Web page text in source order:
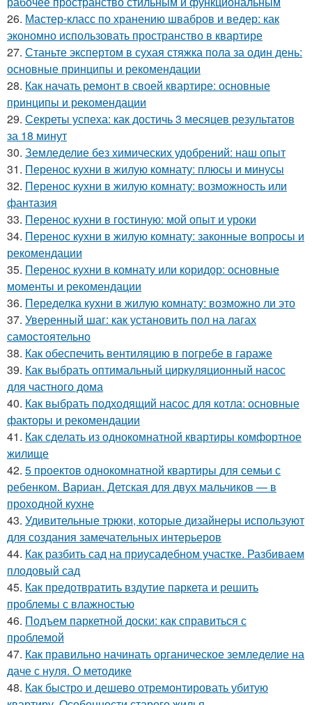
26. Мастер-класс по хранению швабров и ведер: как
экономно использовать пространство в квартире
27. Станьте экспертом в сухая стяжка пола за один день:
основные принципы и рекомендации
28. Как начать ремонт в своей квартире: основные
принципы и рекомендации
29. Секреты успеха: как достичь 3 месяцев результатов
за 18 минут
30. Земледелие без химических удобрений: наш опыт
31. Перенос кухни в жилую комнату: плюсы и минусы
32. Перенос кухни в жилую комнату: возможность или
фантазия
33. Перенос кухни в гостиную: мой опыт и уроки
34. Перенос кухни в жилую комнату: законные вопросы и
рекомендации
35. Перенос кухни в комнату или коридор: основные
моменты и рекомендации
36. Переделка кухни в жилую комнату: возможно ли это
37. Уверенный шаг: как установить пол на лагах
самостоятельно
38. Как обеспечить вентиляцию в погребе в гараже
39. Как выбрать оптимальный циркуляционный насос
для частного дома
40. Как выбрать подходящий насос для котла: основные
факторы и рекомендации
41. Как сделать из однокомнатной квартиры комфортное
жилище
42. 5 проектов однокомнатной квартиры для семьи с
ребенком. Вариан. Детская для двух мальчиков — в
проходной кухне
43. Удивительные трюки, которые дизайнеры используют
для создания замечательных интерьеров
44. Как разбить сад на приусадебном участке. Разбиваем
плодовый сад
45. Как предотвратить вздутие паркета и решить
проблемы с влажностью
46. Подъем паркетной доски: как справиться с
проблемой
47. Как правильно начинать органическое земледелие на
даче с нуля. О методике
48. Как быстро и дешево отремонтировать убитую